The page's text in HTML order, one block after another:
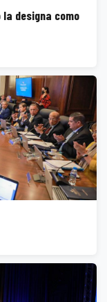
la designa como